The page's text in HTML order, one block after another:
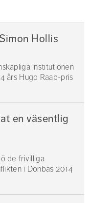
Hollis
institutionen
års Hugo Raab-pris
en väsentlig
de frivilliga
i Donbas 2014